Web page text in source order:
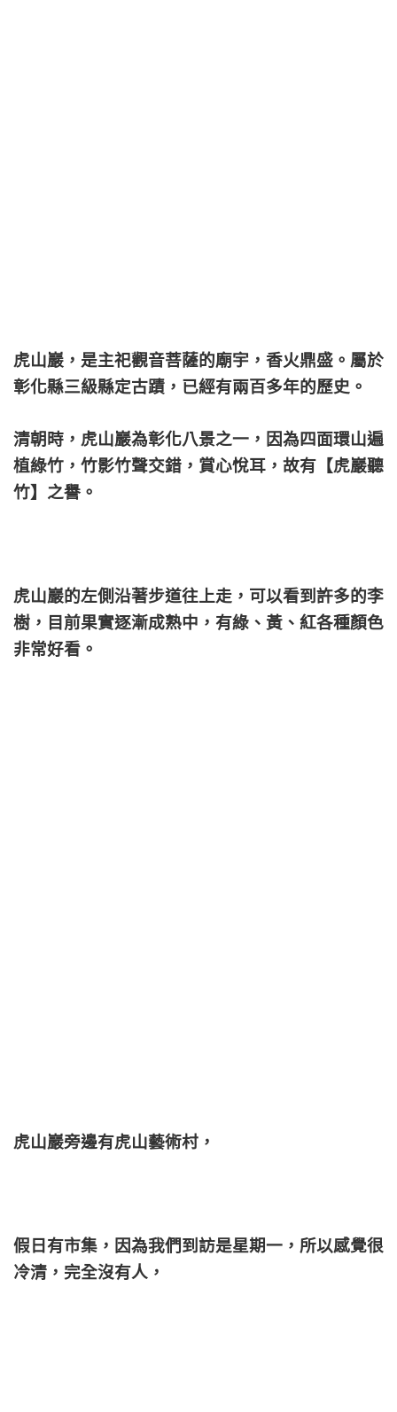
虎山巖，是主祀觀音菩薩的廟宇，香火鼎盛。屬於
彰化縣三級縣定古蹟，已經有兩百多年的歷史。
清朝時，虎山巖為彰化八景之一，因為四面環山遍
植綠竹，竹影竹聲交錯，賞心悅耳，故有【虎巖聽
竹】之譽。
虎山巖的左側沿著步道往上走，可以看到許多的李
樹，目前果實逐漸成熟中，有綠、黃、紅各種顏色
非常好看。
虎山巖旁邊有虎山藝術村，
假日有市集，因為我們到訪是星期一，所以感覺很
冷清，完全沒有人，